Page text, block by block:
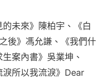
的未來》陳柏宇、《白
後》馮允謙、《我們什
案內書》吳業坤、
淚所以我流淚》Dear